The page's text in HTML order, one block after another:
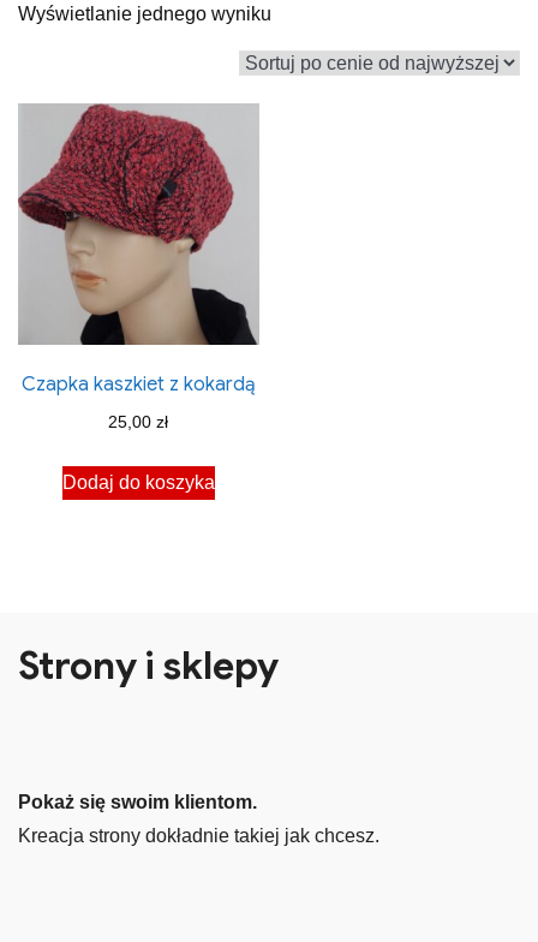
Wyświetlanie jednego wyniku
Czapka kaszkiet z kokardą
25,00zł
Dodaj do koszyka
Strony i sklepy
Pokaż się swoim klientom.
Kreacja strony dokładnie takiej jak chcesz.